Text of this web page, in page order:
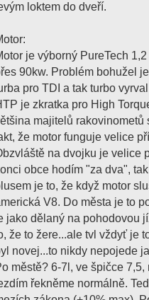
loktem do dveří.
je výborný PureTech
90kw. Problém bohužel
pro TDI a tak turbo
je zkratka pro High
majitelů
že motor funguje velice
na dvojku je velice
obce hodím "za dva",
je to, že když motor
V8. Do města je to
jako dělaný na pohodovou
že to žere...ale tvl vždyť je
novej...to nikdy nepojede
městě? 6-7l, ve špičce
řekněme normálně.